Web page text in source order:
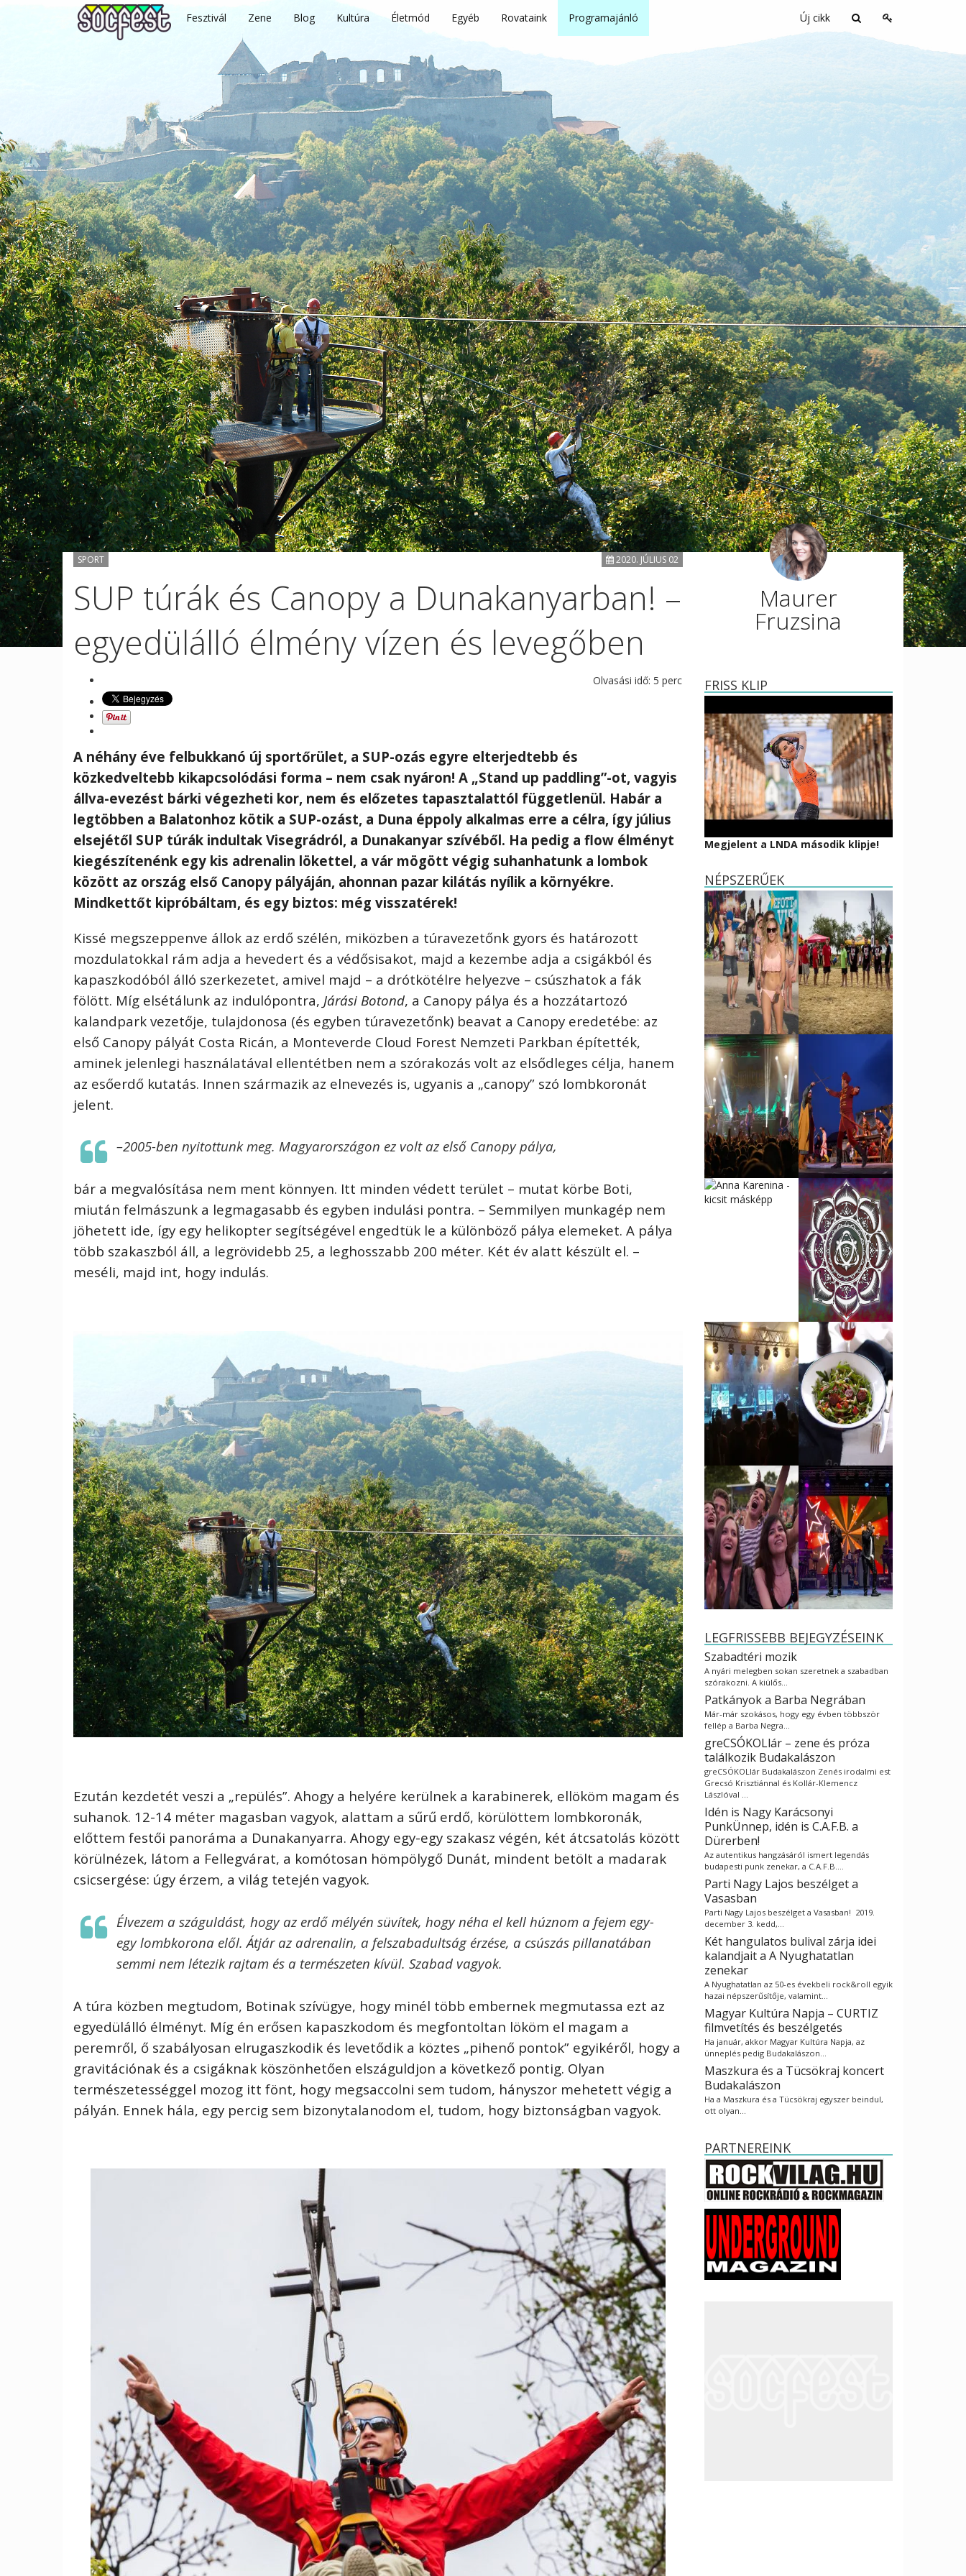
Fesztivál Zene Blog Kultúra Életmód Egyéb Rovataink Programajánló Új cikk
SPORT 2020. JÚLIUS 02
SUP túrák és Canopy a Dunakanyarban! –
egyedülálló élmény vízen és levegőben
Olvasási idő: 5 perc
A néhány éve felbukkanó új sportőrület, a SUP-ozás egyre elterjedtebb és
közkedveltebb kikapcsolódási forma – nem csak nyáron! A „Stand up paddling”-ot, vagyis
állva-evezést bárki végezheti kor, nem és előzetes tapasztalattól függetlenül. Habár a
legtöbben a Balatonhoz kötik a SUP-ozást, a Duna éppoly alkalmas erre a célra, így július
elsejétől SUP túrák indultak Visegrádról, a Dunakanyar szívéből. Ha pedig a flow élményt
kiegészítenénk egy kis adrenalin lökettel, a vár mögött végig suhanhatunk a lombok
között az ország első Canopy pályáján, ahonnan pazar kilátás nyílik a környékre.
Mindkettőt kipróbáltam, és egy biztos: még visszatérek!
Kissé megszeppenve állok az erdő szélén, miközben a túravezetőnk gyors és határozott
mozdulatokkal rám adja a hevedert és a védősisakot, majd a kezembe adja a csigákból és
kapaszkodóból álló szerkezetet, amivel majd – a drótkötélre helyezve – csúszhatok a fák
fölött. Míg elsétálunk az indulópontra, Járási Botond, a Canopy pálya és a hozzátartozó
kalandpark vezetője, tulajdonosa (és egyben túravezetőnk) beavat a Canopy eredetébe: az
első Canopy pályát Costa Ricán, a Monteverde Cloud Forest Nemzeti Parkban építették,
aminek jelenlegi használatával ellentétben nem a szórakozás volt az elsődleges célja, hanem
az esőerdő kutatás. Innen származik az elnevezés is, ugyanis a „canopy” szó lombkoronát
jelent.
–2005-ben nyitottunk meg. Magyarországon ez volt az első Canopy pálya,
bár a megvalósítása nem ment könnyen. Itt minden védett terület – mutat körbe Boti,
miután felmászunk a legmagasabb és egyben indulási pontra. – Semmilyen munkagép nem
jöhetett ide, így egy helikopter segítségével engedtük le a különböző pálya elemeket. A pálya
több szakaszból áll, a legrövidebb 25, a leghosszabb 200 méter. Két év alatt készült el. –
meséli, majd int, hogy indulás.
Ezután kezdetét veszi a „repülés”. Ahogy a helyére kerülnek a karabinerek, ellököm magam és
suhanok. 12-14 méter magasban vagyok, alattam a sűrű erdő, körülöttem lombkoronák,
előttem festői panoráma a Dunakanyarra. Ahogy egy-egy szakasz végén, két átcsatolás között
körülnézek, látom a Fellegvárat, a komótosan hömpölygő Dunát, mindent betölt a madarak
csicsergése: úgy érzem, a világ tetején vagyok.
Élvezem a száguldást, hogy az erdő mélyén süvítek, hogy néha el kell húznom a fejem egy-
egy lombkorona elől. Átjár az adrenalin, a felszabadultság érzése, a csúszás pillanatában
semmi nem létezik rajtam és a természeten kívül. Szabad vagyok.
A túra közben megtudom, Botinak szívügye, hogy minél több embernek megmutassa ezt az
egyedülálló élményt. Míg én erősen kapaszkodom és megfontoltan lököm el magam a
peremről, ő szabályosan elrugaszkodik és levetődik a köztes „pihenő pontok” egyikéről, hogy a
gravitációnak és a csigáknak köszönhetően elszáguldjon a következő pontig. Olyan
természetességgel mozog itt fönt, hogy megsaccolni sem tudom, hányszor mehetett végig a
pályán. Ennek hála, egy percig sem bizonytalanodom el, tudom, hogy biztonságban vagyok.
Maurer
Fruzsina
FRISS KLIP
Megjelent a LNDA második klipje!
NÉPSZERŰEK
LEGFRISSEBB BEJEGYZÉSEINK
Szabadtéri mozik
A nyári melegben sokan szeretnek a szabadban
szórakozni. A kiülős…
Patkányok a Barba Negrában
Már-már szokásos, hogy egy évben többször
fellép a Barba Negra…
greCSÓKOLlár – zene és próza
találkozik Budakalászon
greCSÓKOLlár Budakalászon Zenés irodalmi est
Grecsó Krisztiánnal és Kollár-Klemencz
Lászlóval …
Idén is Nagy Karácsonyi
PunkÜnnep, idén is C.A.F.B. a
Dürerben!
Az autentikus hangzásáról ismert legendás
budapesti punk zenekar, a C.A.F.B.…
Parti Nagy Lajos beszélget a
Vasasban
Parti Nagy Lajos beszélget a Vasasban! 2019.
december 3. kedd,…
Két hangulatos bulival zárja idei
kalandjait a A Nyughatatlan
zenekar
A Nyughatatlan az 50-es évekbeli rock&roll egyik
hazai népszerűsítője, valamint…
Magyar Kultúra Napja – CURTIZ
filmvetítés és beszélgetés
Ha január, akkor Magyar Kultúra Napja, az
ünneplés pedig Budakalászon…
Maszkura és a Tücsökraj koncert
Budakalászon
Ha a Maszkura és a Tücsökraj egyszer beindul,
ott olyan…
PARTNEREINK